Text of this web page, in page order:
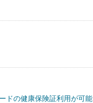
ドの健康保険証利用が可能